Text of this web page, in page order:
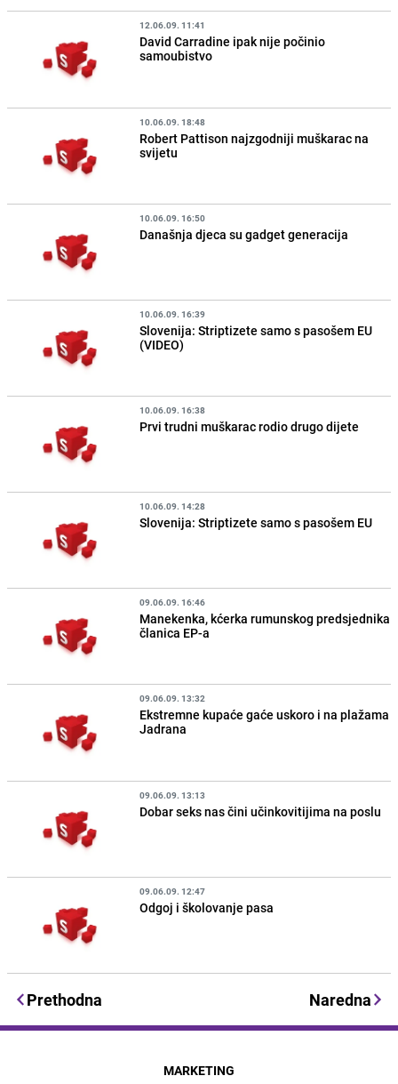
12.06.09. 11:41
David Carradine ipak nije počinio
samoubistvo
10.06.09. 18:48
Robert Pattison najzgodniji muškarac na
svijetu
10.06.09. 16:50
Današnja djeca su gadget generacija
10.06.09. 16:39
Slovenija: Striptizete samo s pasošem EU
(VIDEO)
10.06.09. 16:38
Prvi trudni muškarac rodio drugo dijete
10.06.09. 14:28
Slovenija: Striptizete samo s pasošem EU
09.06.09. 16:46
Manekenka, kćerka rumunskog predsjednika
članica EP-a
09.06.09. 13:32
Ekstremne kupaće gaće uskoro i na plažama
Jadrana
09.06.09. 13:13
Dobar seks nas čini učinkovitijima na poslu
09.06.09. 12:47
Odgoj i školovanje pasa
Prethodna Naredna
MARKETING